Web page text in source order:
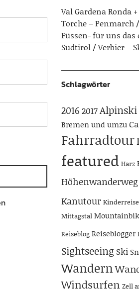
Val Gardena Ronda
Torche – Penmarch
Füssen- für uns
Südtirol
Verbier –
Schlagwörter
2016 2017Alpinski
Bremen und umzu
Fahrradtour
featured Harz
Höhenwanderweg
Kanutour
Mittagstal
Reiseblog Reiseblogger
Sightseeing Ski
Wandern
Windsurfen Zell